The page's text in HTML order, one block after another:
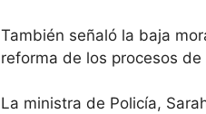
También señaló la baja
reforma de los procesos
La ministra de Policía,